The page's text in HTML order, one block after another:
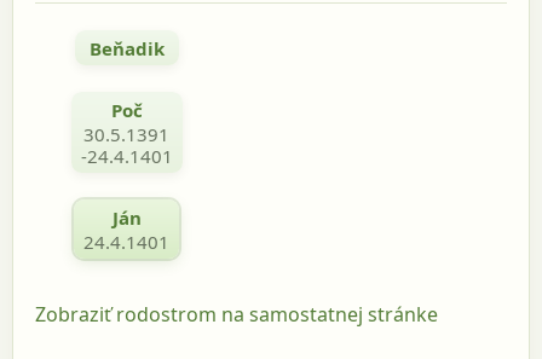
Beňadik
Poč
30.5.1391
-24.4.1401
Ján
24.4.1401
Zobraziť rodostrom na samostatnej stránke